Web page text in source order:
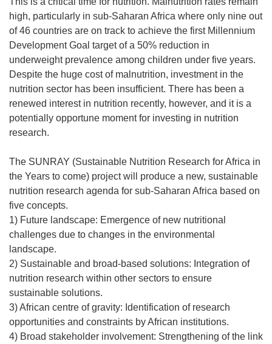
high, particularly in sub-Saharan Africa where only nine out
of 46 countries are on track to achieve the first Millennium
Development Goal target of a 50% reduction in
underweight prevalence among children under five years.
Despite the huge cost of malnutrition, investment in the
nutrition sector has been insufficient. There has been a
renewed interest in nutrition recently, however, and it is a
potentially opportune moment for investing in nutrition
research.
The SUNRAY (Sustainable Nutrition Research for Africa in
the Years to come) project will produce a new, sustainable
nutrition research agenda for sub-Saharan Africa based on
five concepts.
1) Future landscape: Emergence of new nutritional
challenges due to changes in the environmental
landscape.
2) Sustainable and broad-based solutions: Integration of
nutrition research within other sectors to ensure
sustainable solutions.
3) African centre of gravity: Identification of research
opportunities and constraints by African institutions.
4) Broad stakeholder involvement: Strengthening of the link